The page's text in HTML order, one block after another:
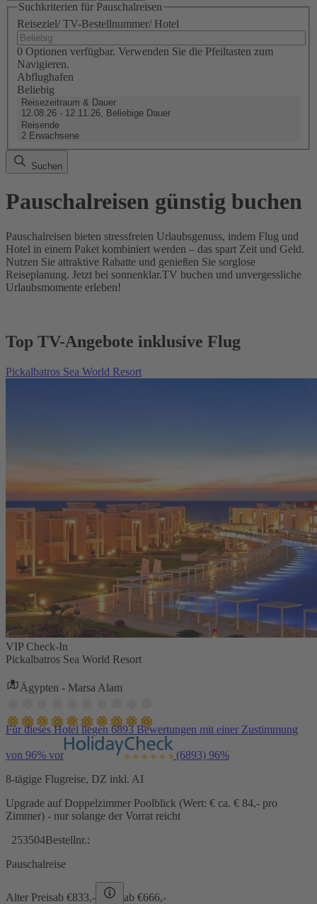
Suchkriterien für Pauschalreisen
Reiseziel/ TV-Bestellnummer/ Hotel
0 Optionen verfügbar. Verwenden Sie die Pfeiltasten zum
Navigieren.
Abflughafen
Beliebig
Reisezeitraum & Dauer
12.08.26 - 12.11.26, Beliebige Dauer
Reisende
2 Erwachsene
Suchen
Pauschalreisen günstig buchen
Pauschalreisen bieten stressfreien Urlaubsgenuss, indem Flug und
Hotel in einem Paket kombiniert werden – das spart Zeit und Geld.
Nutzen Sie attraktive Rabatte und genießen Sie sorglose
Reiseplanung. Jetzt bei sonnenklar.TV buchen und unvergessliche
Urlaubsmomente erleben!
Top TV-Angebote inklusive Flug
Pickalbatros Sea World Resort
VIP Check-In
Pickalbatros Sea World Resort
Ägypten - Marsa Alam
Für dieses Hotel liegen 6893 Bewertungen mit einer Zustimmung
von 96% vor (6893) 96%
8-tägige Flugreise, DZ inkl. AI
Upgrade auf Doppelzimmer Poolblick (Wert: € ca. € 84,- pro
Zimmer) - nur solange der Vorrat reicht
253504Bestellnr.:
Pauschalreise
Alter Preisab €833,- ab €666,-